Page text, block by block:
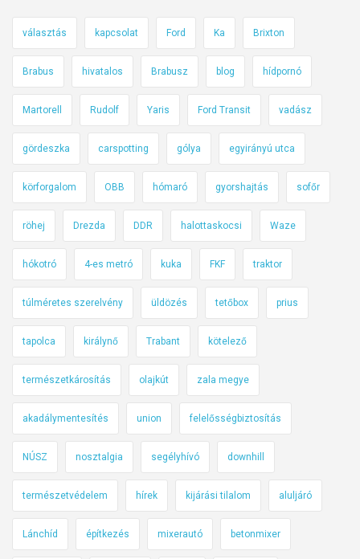
á
y
ú
t
e
i
n
c
F
e
l
p
a
n
ó
K
R
E
-
b
választás kapcsolat Ford Ka Brixton
Brabus hivatalos Brabusz blog hídpornó
Martorell Rudolf Yaris Ford Transit vadász
gördeszka carspotting gólya egyirányú utca
körforgalom OBB hómaró gyorshajtás sofőr
röhej Drezda DDR halottaskocsi Waze
hókotró 4-es metró kuka FKF traktor
túlméretes szerelvény üldözés tetőbox prius
tapolca királynő Trabant kötelező
természetkárosítás olajkút zala megye
akadálymentesítés union felelősségbiztosítás
NÚSZ nosztalgia segélyhívó downhill
természetvédelem hírek kijárási tilalom aluljáró
Lánchíd építkezés mixerautó betonmixer